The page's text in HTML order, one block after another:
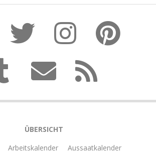
ÜBERSICHT
Arbeitskalender
Aussaatkalender